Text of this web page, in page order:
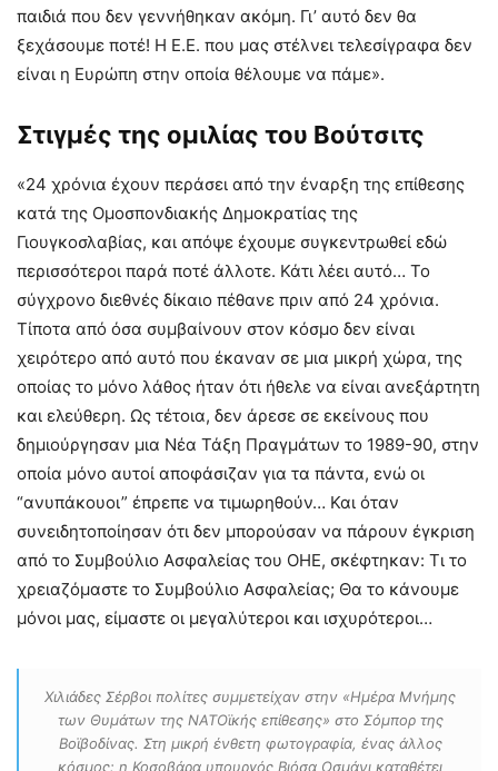
παιδιά που δεν γεννήθηκαν ακόμη. Γι’ αυτό δεν θα
ξεχάσουμε ποτέ! Η Ε.Ε. που μας στέλνει τελεσίγραφα δεν
είναι η Ευρώπη στην οποία θέλουμε να πάμε».
Στιγμές της ομιλίας του Βούτσιτς
«24 χρόνια έχουν περάσει από την έναρξη της επίθεσης
κατά της Ομοσπονδιακής Δημοκρατίας της
Γιουγκοσλαβίας, και απόψε έχουμε συγκεντρωθεί εδώ
περισσότεροι παρά ποτέ άλλοτε. Κάτι λέει αυτό… Το
σύγχρονο διεθνές δίκαιο πέθανε πριν από 24 χρόνια.
Τίποτα από όσα συμβαίνουν στον κόσμο δεν είναι
χειρότερο από αυτό που έκαναν σε μια μικρή χώρα, της
οποίας το μόνο λάθος ήταν ότι ήθελε να είναι ανεξάρτητη
και ελεύθερη. Ως τέτοια, δεν άρεσε σε εκείνους που
δημιούργησαν μια Νέα Τάξη Πραγμάτων το 1989-90, στην
οποία μόνο αυτοί αποφάσιζαν για τα πάντα, ενώ οι
“ανυπάκουοι” έπρεπε να τιμωρηθούν… Και όταν
συνειδητοποίησαν ότι δεν μπορούσαν να πάρουν έγκριση
από το Συμβούλιο Ασφαλείας του ΟΗΕ, σκέφτηκαν: Τι το
χρειαζόμαστε το Συμβούλιο Ασφαλείας; Θα το κάνουμε
μόνοι μας, είμαστε οι μεγαλύτεροι και ισχυρότεροι…
Χιλιάδες Σέρβοι πολίτες συμμετείχαν στην «Ημέρα Μνήμης
των Θυμάτων της ΝΑΤΟϊκής επίθεσης» στο Σόμπορ της
Βοϊβοδίνας. Στη μικρή ένθετη φωτογραφία, ένας άλλος
κόσμος: η Κοσοβάρα υπουργός Βιόσα Οσμάνι καταθέτει